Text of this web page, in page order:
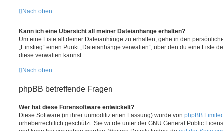
Nach oben
Kann ich eine Übersicht all meiner Dateianhänge erhalten?
Um eine Liste all deiner Dateianhänge zu erhalten, gehe in den
„Einstieg“ einen Punkt „Dateianhänge verwalten“, über den du eine Liste
diese verwalten kannst.
Nach oben
phpBB betreffende Fragen
Wer hat diese Forensoftware entwickelt?
Diese Software (in ihrer unmodifizierten Fassung) wurde von phpBB
urheberrechtlich geschützt. Sie wurde unter der GNU General Public